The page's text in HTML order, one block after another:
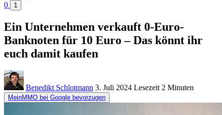
0
1
Ein Unternehmen verkauft 0-Euro-
Banknoten für 10 Euro – Das könnt ihr
euch damit kaufen
Benedikt Schlotmann 3. Juli 2024 Lesezeit 2 Minuten
MeinMMO bei Google bevorzugen